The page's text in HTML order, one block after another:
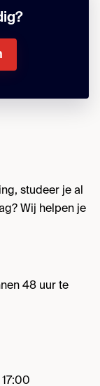
studeer je al
Wij helpen je
48 uur te